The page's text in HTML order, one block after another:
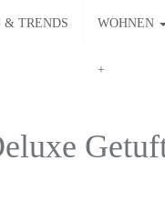
& TRENDS WOHNEN